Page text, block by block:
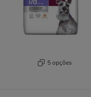
5 opções